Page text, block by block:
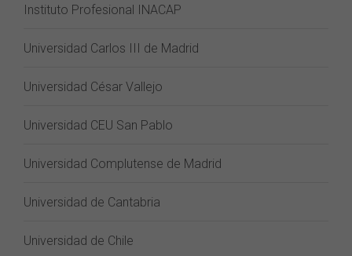
Instituto Profesional INACAP
Universidad Carlos III de Madrid
Universidad César Vallejo
Universidad CEU San Pablo
Universidad Complutense de Madrid
Universidad de Cantabria
Universidad de Chile